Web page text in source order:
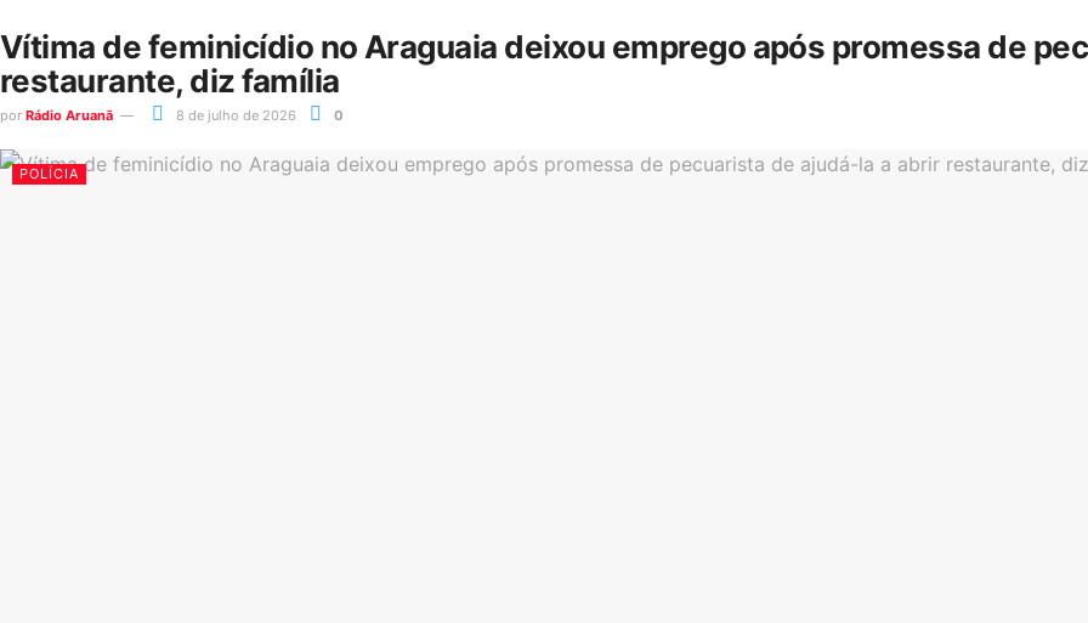
Vítima de feminicídio no Araguaia deixou emprego após promessa de
restaurante, diz família
por Rádio Aruanã 8 de julho de 2026 0
POLÍCIA